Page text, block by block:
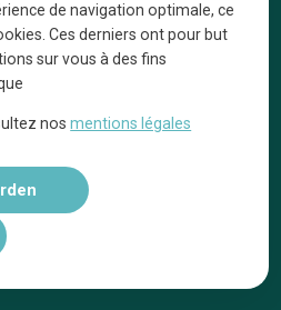
Over ons
Ze praten over ons!
kennisgevingen
de navigation optimale, ce
Ces derniers ont pour but
sur vous à des fins
nosmentions légales